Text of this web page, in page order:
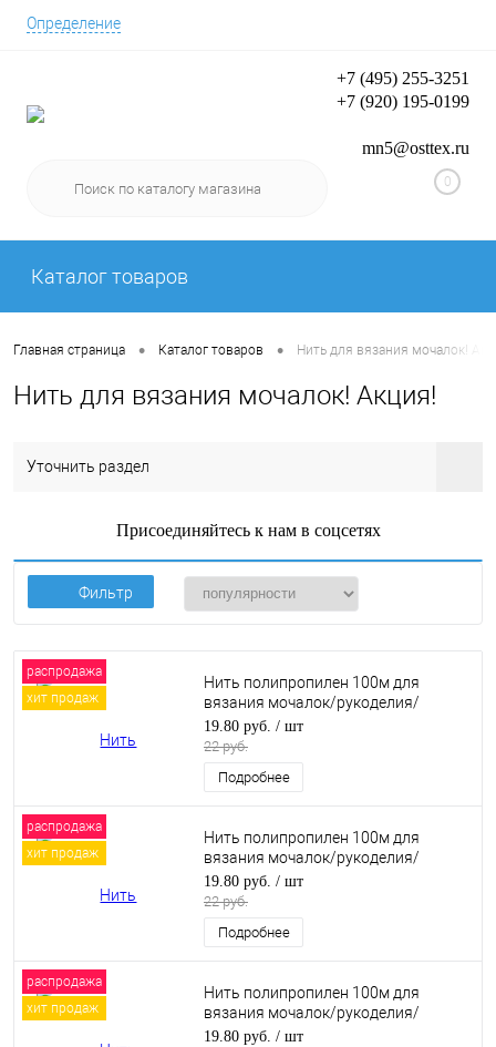
Определение
+7 (495) 255-3251
+7 (920) 195-0199
mn5@osttex.ru
0
Каталог товаров
Главная страница • Каталог товаров • Нить для вязания мочалок!
Нить для вязания мочалок! Акция!
Уточнить раздел
Присоединяйтесь к нам в соцсетях
Фильтр
распродажа
хит продаж
Нить полипропилен 100м для
вязания мочалок/рукоделия/
макраме. Желток (15)
19.80 руб. / шт
22 руб.
Подробнее
распродажа
хит продаж
Нить полипропилен 100м для
вязания мочалок/рукоделия/
макраме. Оранжевый (13)
19.80 руб. / шт
22 руб.
Подробнее
распродажа
хит продаж
Нить полипропилен 100м для
вязания мочалок/рукоделия/
макраме. Синий (26)
19.80 руб. / шт